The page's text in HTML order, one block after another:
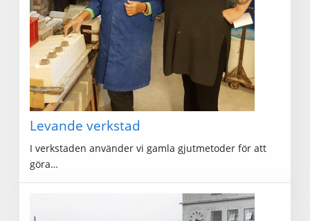
Levande verkstad
I verkstaden använder vi gamla gjutmetoder för att
göra…